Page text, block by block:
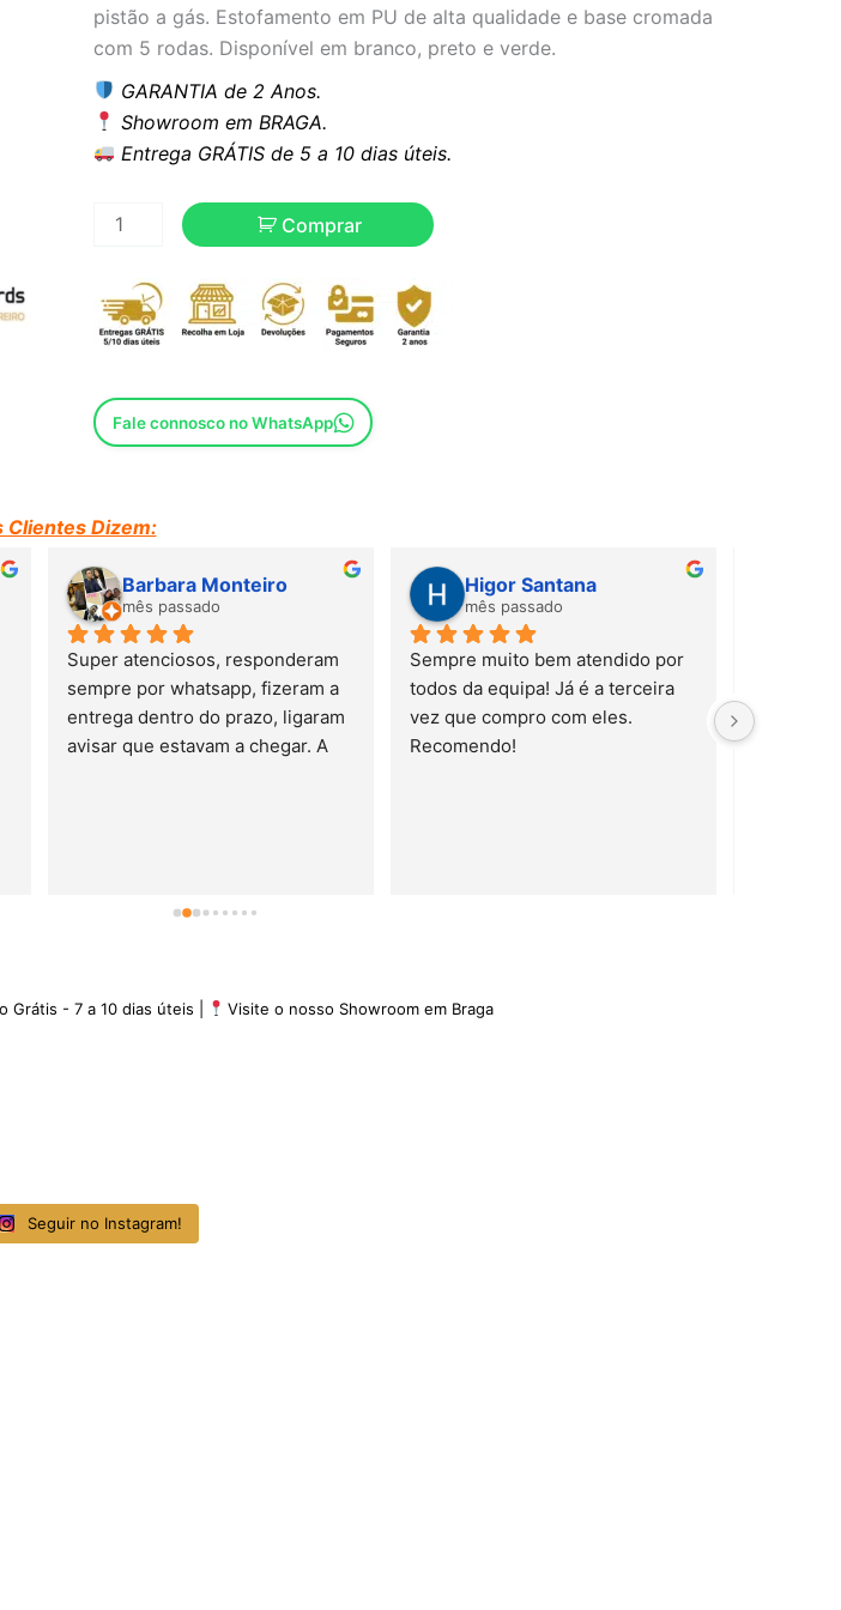
pistão a gás. Estofamento em PU de alta qualidade e base cromada
com 5 rodas. Disponível em branco, preto e verde.
GARANTIA de 2 Anos.
Showroom em BRAGA.
Entrega GRÁTIS de 5 a 10 dias úteis.
Comprar
Fale connosco no WhatsApp
Clientes Dizem:
Barbara Monteiro
mês passado
atenciosos, responderam
por whatsapp, fizeram a
dentro do prazo, ligaram
que estavam a chegar. A
Higor Santana
mês passado
Sempre muito bem atendido por
todos da equipa! Já é a terceira
vez que compro com eles.
Recomendo!
Grátis - 7 a 10 dias úteis | Visite o nosso Showroom em Braga
Seguir no Instagram!